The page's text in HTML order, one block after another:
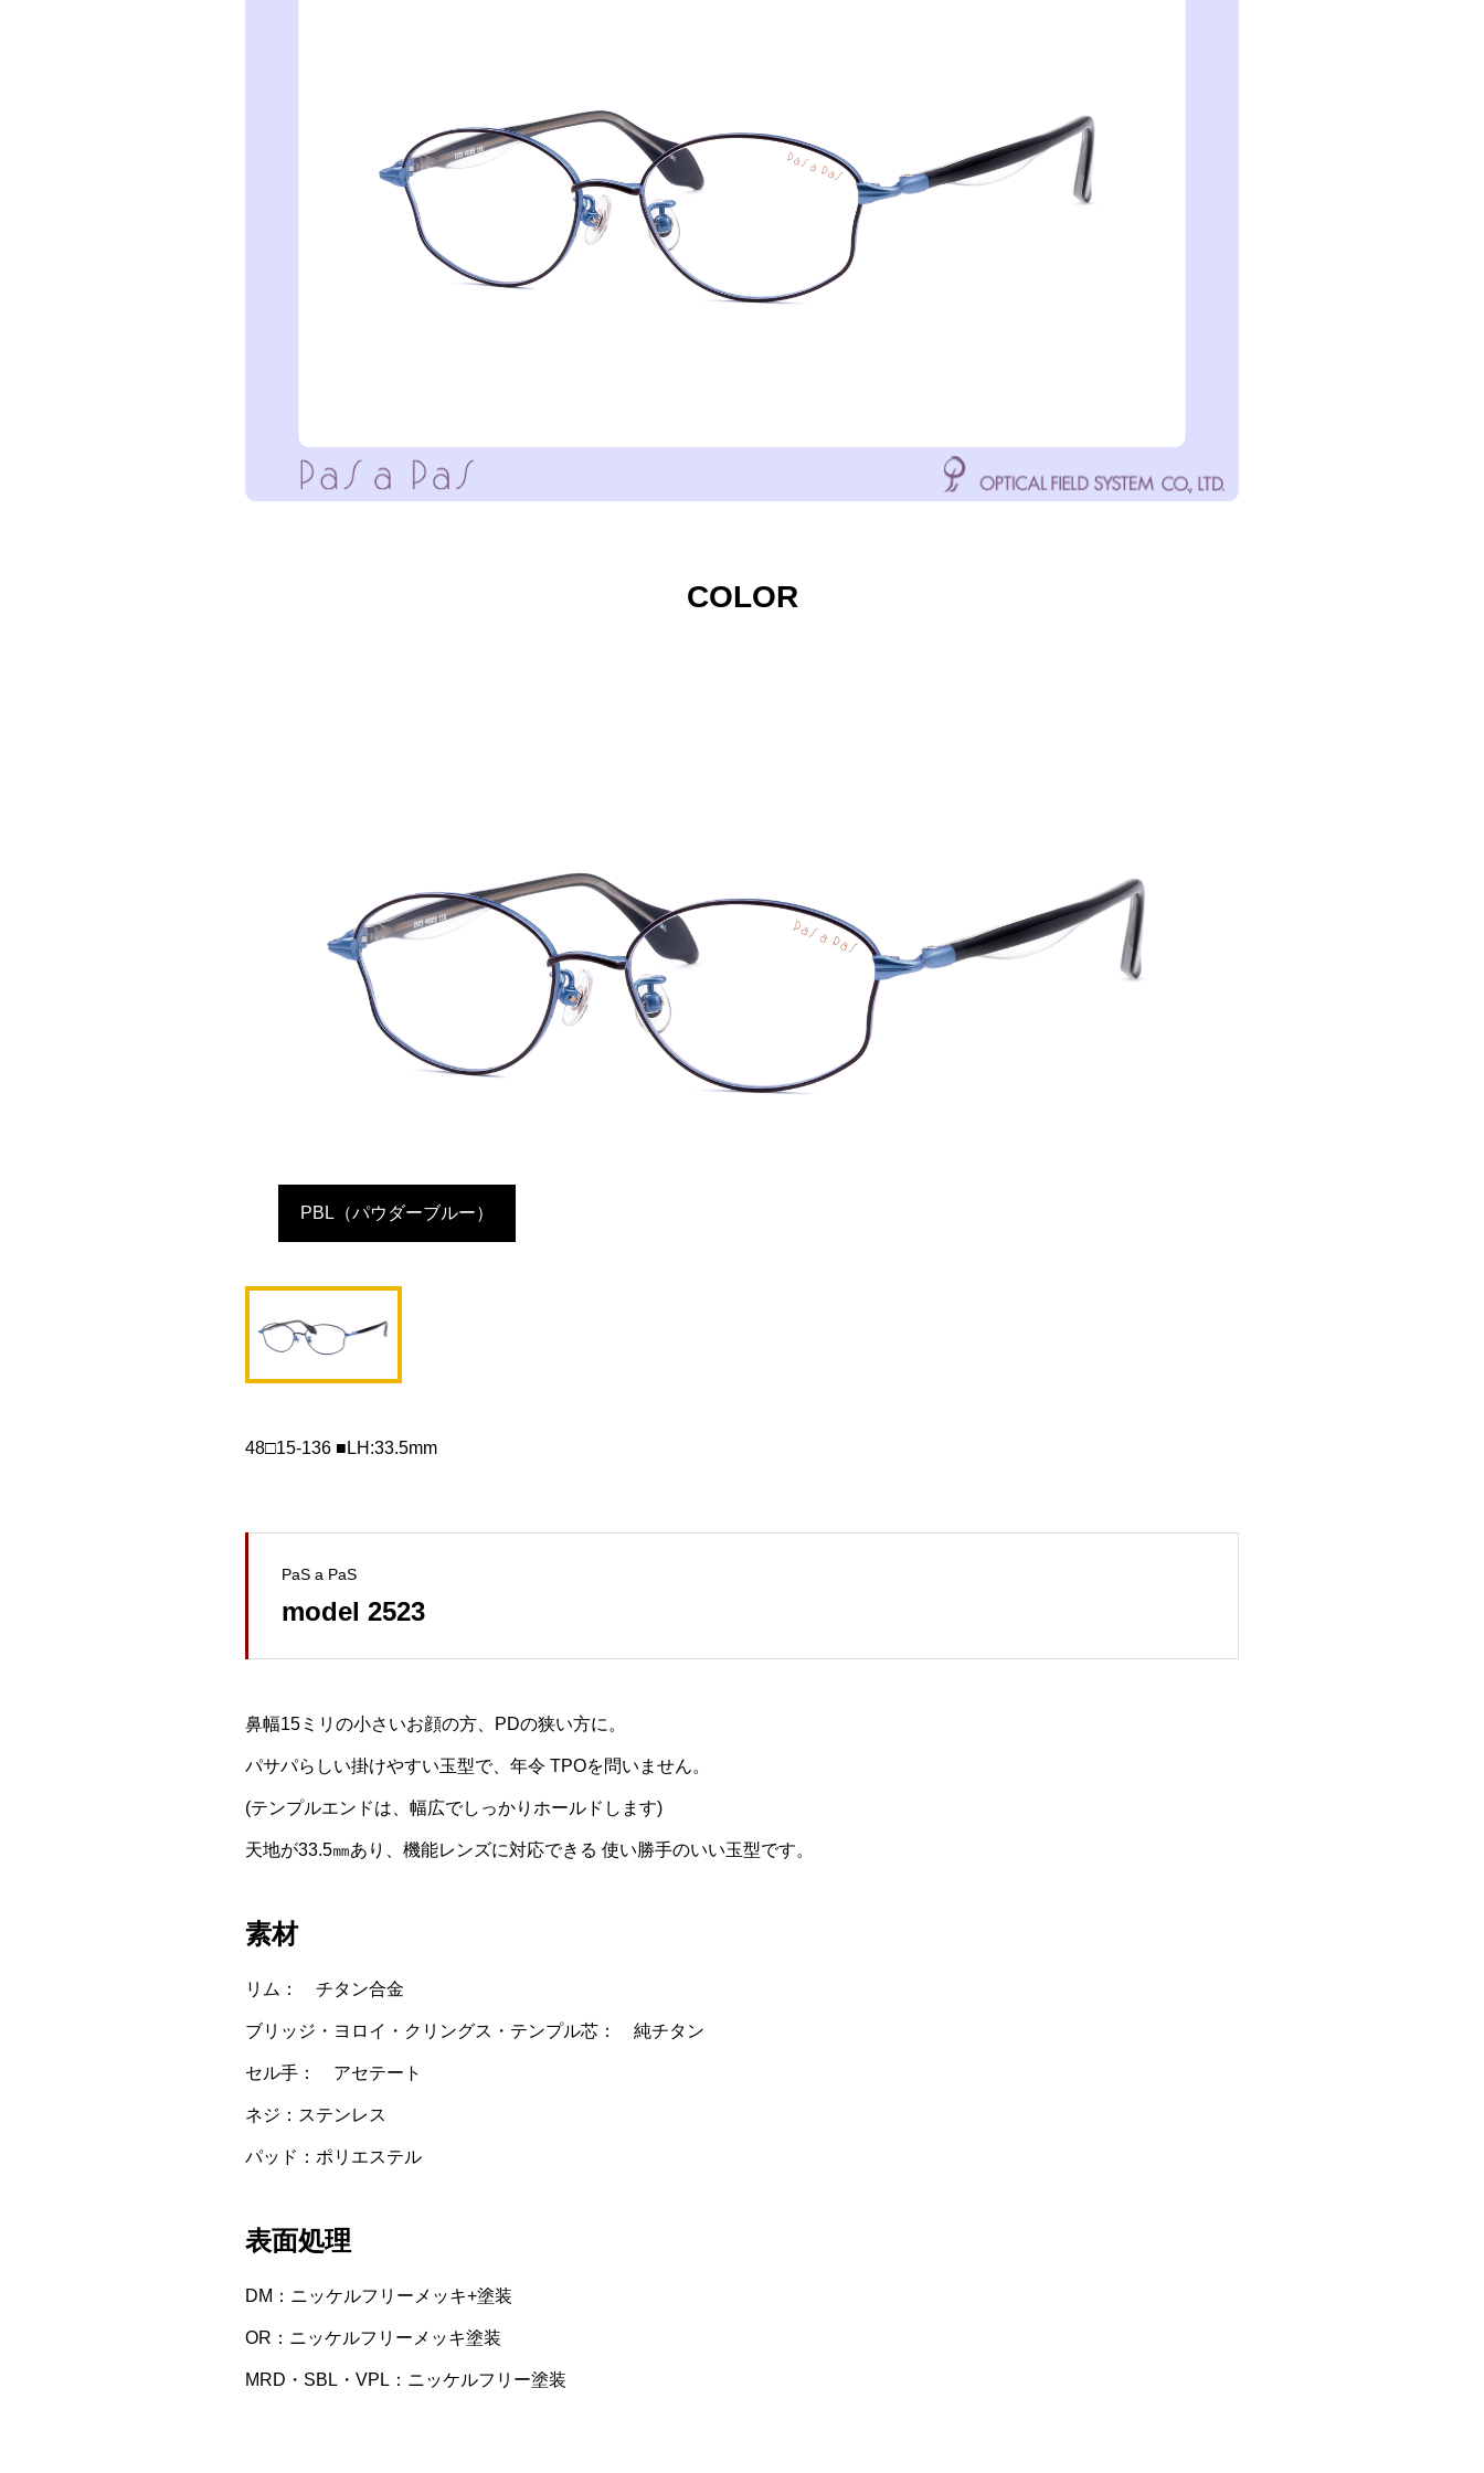
COLOR
PBL（パウダーブルー）
48□15-136 ■LH:33.5mm
PaS a PaS
model 2523
鼻幅15ミリの小さいお顔の方、PDの狭い方に。
パサパらしい掛けやすい玉型で、年令 TPOを問いません。
(テンプルエンドは、幅広でしっかりホールドします)
天地が33.5㎜あり、機能レンズに対応できる 使い勝手のいい玉型です。
素材
リム： チタン合金
ブリッジ・ヨロイ・クリングス・テンプル芯： 純チタン
セル手： アセテート
ネジ：ステンレス
パッド：ポリエステル
表面処理
DM：ニッケルフリーメッキ+塗装
OR：ニッケルフリーメッキ塗装
MRD・SBL・VPL：ニッケルフリー塗装